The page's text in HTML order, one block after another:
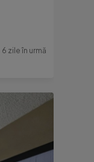
6 zile în urmă